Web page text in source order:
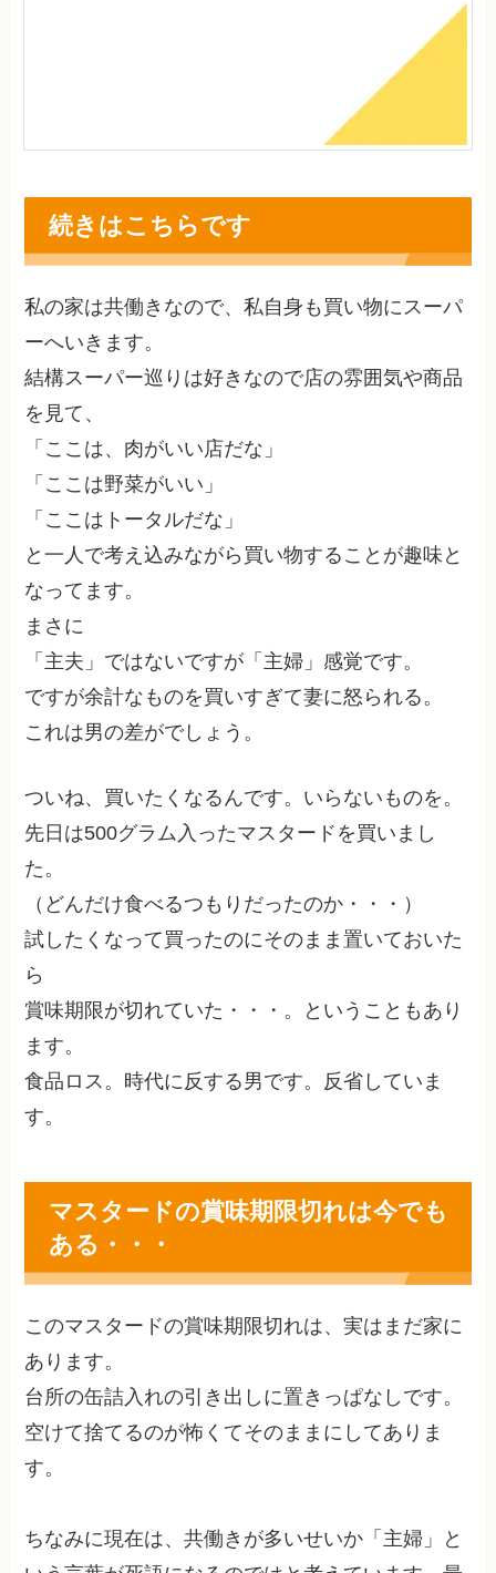
続きはこちらです
私の家は共働きなので、私自身も買い物にスーパ
ーへいきます。
結構スーパー巡りは好きなので店の雰囲気や商品
を見て、
「ここは、肉がいい店だな」
「ここは野菜がいい」
「ここはトータルだな」
と一人で考え込みながら買い物することが趣味と
なってます。
まさに
「主夫」ではないですが「主婦」感覚です。
ですが余計なものを買いすぎて妻に怒られる。
これは男の差がでしょう。
ついね、買いたくなるんです。いらないものを。
先日は500グラム入ったマスタードを買いまし
た。
（どんだけ食べるつもりだったのか・・・）
試したくなって買ったのにそのまま置いておいた
ら
賞味期限が切れていた・・・。ということもあり
ます。
食品ロス。時代に反する男です。反省していま
す。
マスタードの賞味期限切れは今でも
ある・・・
このマスタードの賞味期限切れは、実はまだ家に
あります。
台所の缶詰入れの引き出しに置きっぱなしです。
空けて捨てるのが怖くてそのままにしてありま
す。
ちなみに現在は、共働きが多いせいか「主婦」と